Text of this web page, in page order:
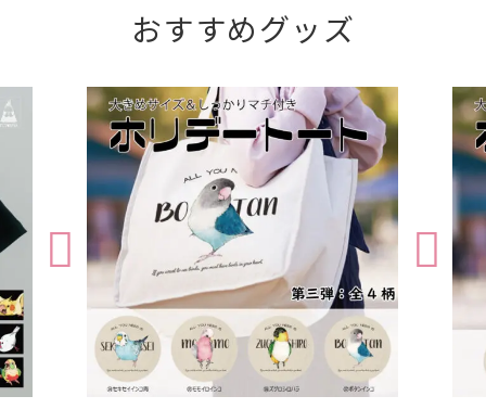
おすすめグッズ